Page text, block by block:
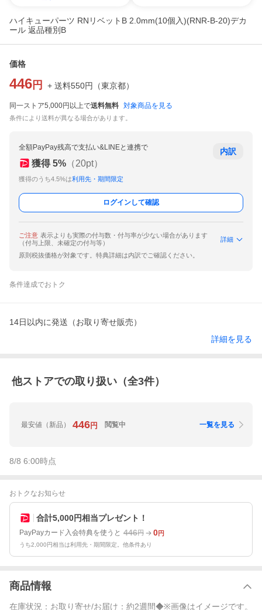
ハイキューパーツ RNリベットB 2.0mm(10個入)(RNR-B-20)デカ
ール 返品種別B
価格
446 円 + 送料550円 （東京都）
同一ストア5,000円以上で送料無料 対象商品を見る
条件により送料が異なる場合があります。
全額PayPay残高で支払い&LINEと連携で
獲得 5% （20pt）
獲得のうち4.5%は利用先・期間限定
内訳
ログインして確認
ご注意 表示よりも実際の付与数・付与率が少ない場合があります
（付与上限、未確定の付与等）
詳細
原則税抜価格が対象です。特典詳細は内訳でご確認ください。
条件達成でおトク
14日以内に発送（お取り寄せ販売）
詳細を見る
他ストアでの取り扱い（全3件）
最安値 （新品） 446円 閲覧中 一覧を見る
8/8 6:00時点
おトクなお知らせ
合計5,000円相当プレゼント！
PayPayカード入会特典を使うと 446円 0円
うち2,000円相当は利用先・期間限定。他条件あり
商品情報
在庫状況：お取り寄せ/お届け：約2週間◆※画像はイメージです。